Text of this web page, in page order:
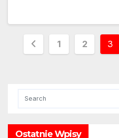
Stronicowanie
1 2 3
Ostatnie Wpisy